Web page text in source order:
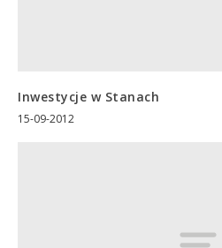
Inwestycje w Stanach
15-09-2012